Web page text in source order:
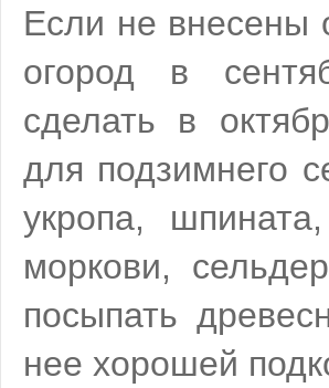
Если не внесены
огород в
сделать в
для подзимнего
укропа,
моркови,
посыпать
нее хорошей